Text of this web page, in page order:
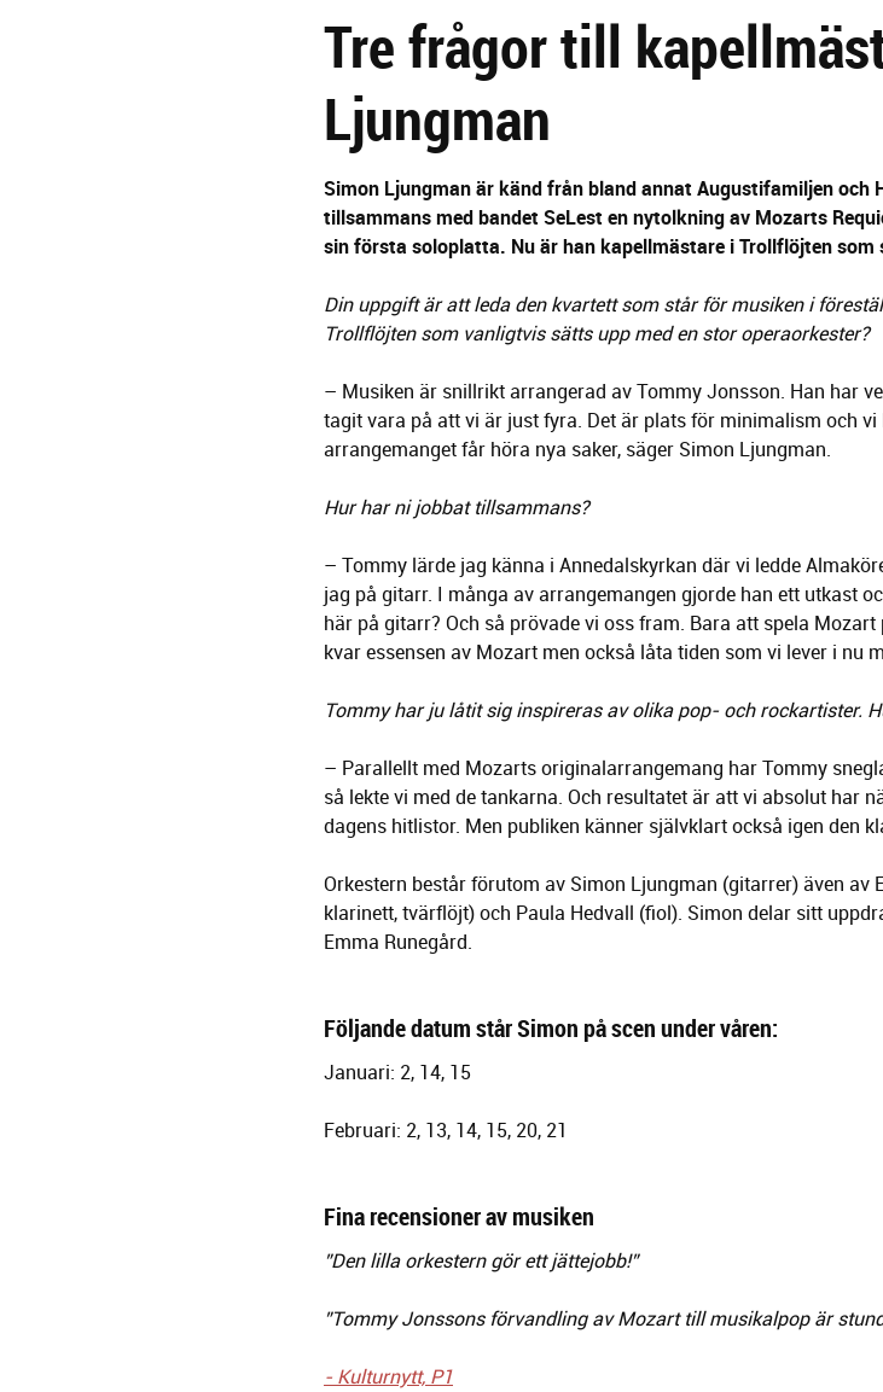
i
n
Tre frågor till
Ljungman
Simon Ljungman är känd från bland annat Augustifamiljen och
tillsammans med bandet SeLest en nytolkning av Mozarts
sin första soloplatta. Nu är han kapellmästare i Trollflöjten som
Din uppgift är att leda den kvartett som står för musiken i
Trollflöjten som vanligtvis sätts upp med en stor operaorkester?
– Musiken är snillrikt arrangerad av Tommy Jonsson. Han har
tagit vara på att vi är just fyra. Det är plats för minimalism och
arrangemanget får höra nya saker, säger Simon Ljungman.
Hur har ni jobbat tillsammans?
– Tommy lärde jag känna i Annedalskyrkan där vi ledde
jag på gitarr. I många av arrangemangen gjorde han ett utkast
här på gitarr? Och så prövade vi oss fram. Bara att spela
kvar essensen av Mozart men också låta tiden som vi lever i nu
Tommy har ju låtit sig inspireras av olika pop- och rockartister.
– Parallellt med Mozarts originalarrangemang har Tommy
så lekte vi med de tankarna. Och resultatet är att vi absolut har
dagens hitlistor. Men publiken känner självklart också igen den
Orkestern består förutom av Simon Ljungman (gitarrer) även av
klarinett, tvärflöjt) och Paula Hedvall (fiol). Simon delar sitt
Emma Runegård.
Följande datum står Simon på scen under våren:
Januari: 2, 14, 15
Februari: 2, 13, 14, 15, 20, 21
Fina recensioner av musiken
”Den lilla orkestern gör ett jättejobb!”
”Tommy Jonssons förvandling av Mozart till musikalpop är
- Kulturnytt, P1